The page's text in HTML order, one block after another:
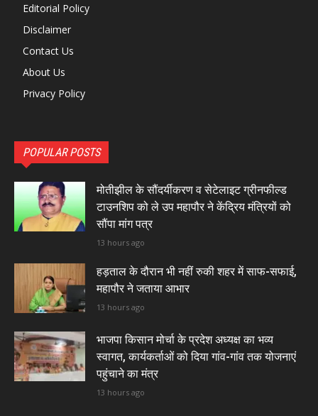
Editorial Policy
Disclaimer
Contact Us
About Us
Privacy Policy
POPULAR POSTS
मोतीझील के सौंदर्यीकरण व सेटेलाइट ग्रीनफील्ड
टाउनशिप को ले उप महापौर ने केंद्रिय मंत्रियों को
सौंपा मांग पत्र
13 hours ago
हड़ताल के दौरान भी नहीं रुकी शहर में साफ-सफाई,
महापौर ने जताया आभार
13 hours ago
भाजपा किसान मोर्चा के प्रदेश अध्यक्ष का भव्य
स्वागत, कार्यकर्ताओं को दिया गांव-गांव तक योजनाएं
पहुंचाने का मंत्र
13 hours ago